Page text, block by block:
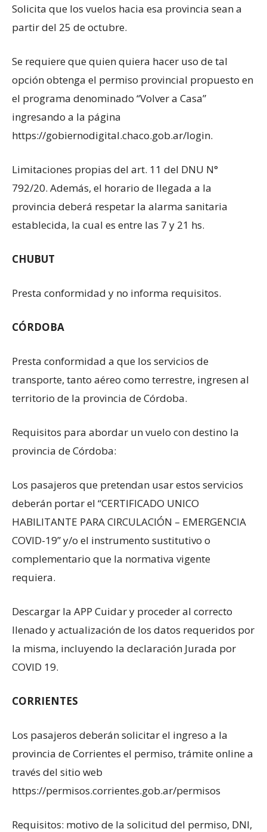
Solicita que los vuelos hacia esa provincia sean a
partir del 25 de octubre.
Se requiere que quien quiera hacer uso de tal
opción obtenga el permiso provincial propuesto en
el programa denominado “Volver a Casa”
ingresando a la página
https://gobiernodigital.chaco.gob.ar/login.
Limitaciones propias del art. 11 del DNU N°
792/20. Además, el horario de llegada a la
provincia deberá respetar la alarma sanitaria
establecida, la cual es entre las 7 y 21 hs.
CHUBUT
Presta conformidad y no informa requisitos.
CÓRDOBA
Presta conformidad a que los servicios de
transporte, tanto aéreo como terrestre, ingresen al
territorio de la provincia de Córdoba.
Requisitos para abordar un vuelo con destino la
provincia de Córdoba:
Los pasajeros que pretendan usar estos servicios
deberán portar el “CERTIFICADO UNICO
HABILITANTE PARA CIRCULACIÓN – EMERGENCIA
COVID-19” y/o el instrumento sustitutivo o
complementario que la normativa vigente
requiera.
Descargar la APP Cuidar y proceder al correcto
llenado y actualización de los datos requeridos por
la misma, incluyendo la declaración Jurada por
COVID 19.
CORRIENTES
Los pasajeros deberán solicitar el ingreso a la
provincia de Corrientes el permiso, trámite online a
través del sitio web
https://permisos.corrientes.gob.ar/permisos
Requisitos: motivo de la solicitud del permiso, DNI,